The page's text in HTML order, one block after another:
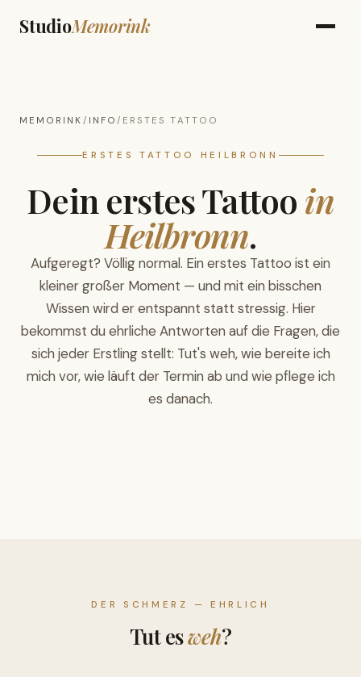
StudioMemorink
MEMORINK / INFO / ERSTES TATTOO
ERSTES TATTOO HEILBRONN
Dein erstes Tattoo in
Heilbronn.
Aufgeregt? Völlig normal. Ein erstes Tattoo ist ein
kleiner großer Moment — und mit ein bisschen
Wissen wird er entspannt statt stressig. Hier
bekommst du ehrliche Antworten auf die Fragen, die
sich jeder Erstling stellt: Tut's weh, wie bereite ich
mich vor, wie läuft der Termin ab und wie pflege ich
es danach.
DER SCHMERZ — EHRLICH
Tut esweh?